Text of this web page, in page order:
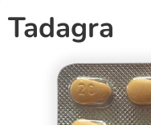
Tadagra